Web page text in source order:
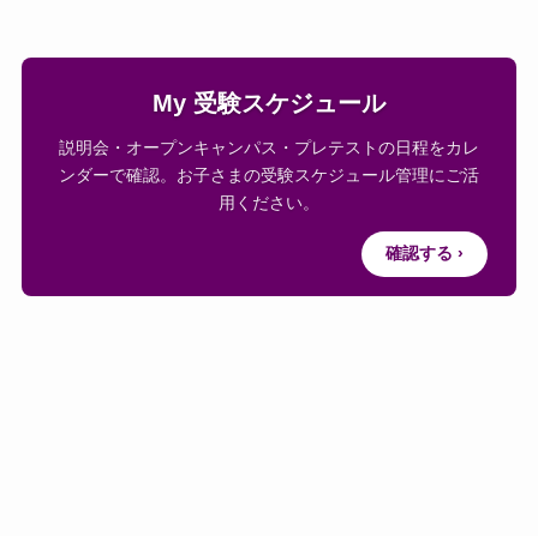
My 受験スケジュール
説明会・オープンキャンパス・プレテストの日程をカレ
ンダーで確認。お子さまの受験スケジュール管理にご活
用ください。
確認する ›